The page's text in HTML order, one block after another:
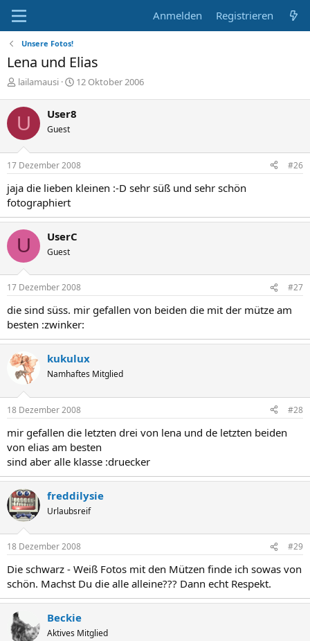
Anmelden Registrieren
Unsere Fotos!
Lena und Elias
E
s
t
e
l
l
e
lailamausi
E
t
l
t
m
12 Oktober 2006
U User8
Guest
17 Dezember 2008 #26
jaja die lieben kleinen :-D sehr süß und sehr schön
fotographiert
U UserC
Guest
17 Dezember 2008 #27
die sind süss. mir gefallen von beiden die mit der mütze am
besten :zwinker:
kukulux
Namhaftes Mitglied
18 Dezember 2008 #28
mir gefallen die letzten drei von lena und de letzten beiden
von elias am besten
sind aber alle klasse :druecker
freddilysie
Urlaubsreif
18 Dezember 2008 #29
Die schwarz - Weiß Fotos mit den Mützen finde ich sowas von
schön. Machst Du die alle alleine??? Dann echt Respekt.
Beckie
Aktives Mitglied